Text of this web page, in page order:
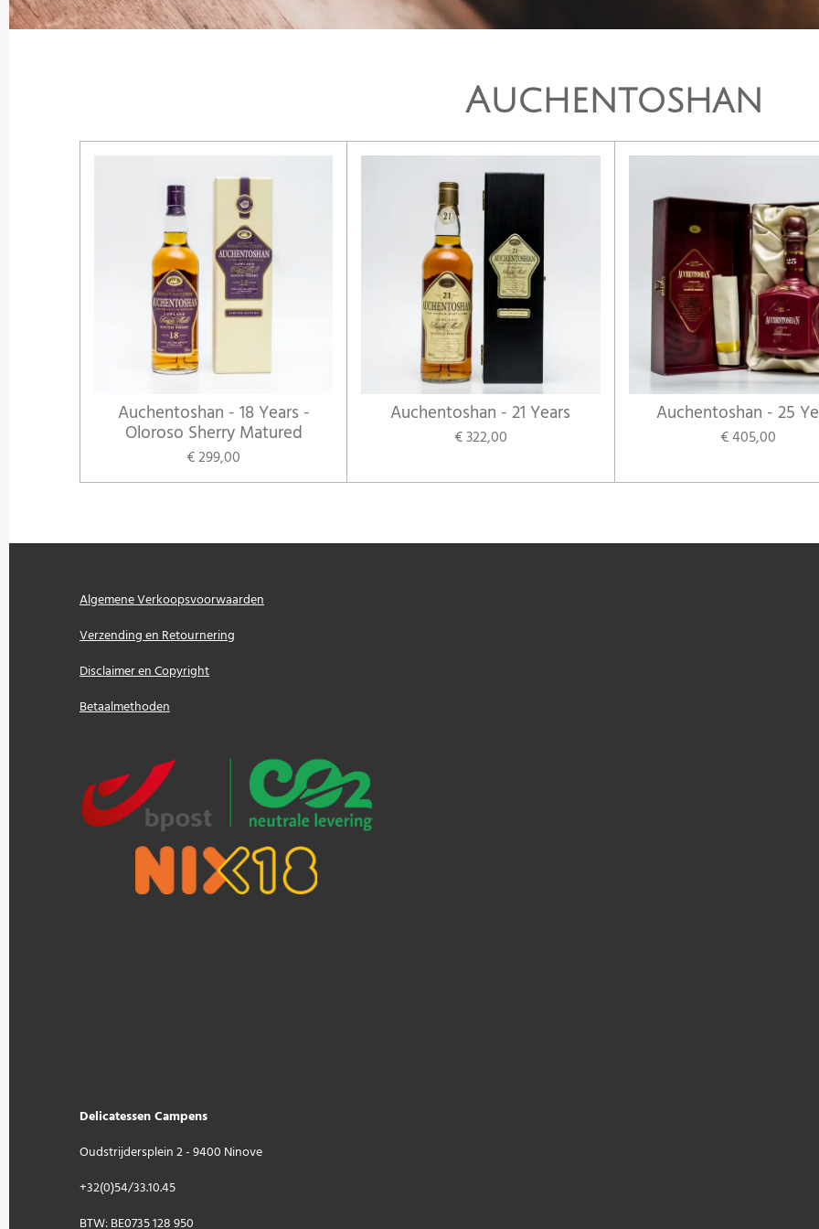
Auchentoshan
Auchentoshan - 18 Years -
Oloroso Sherry Matured
€ 299,00
Auchentoshan - 21 Years
€ 322,00
Auchentoshan - 25
€ 405,00
Algemene Verkoopsvoorwaarden
Verzending en Retournering
Disclaimer en Copyright
Betaalmethoden
Delicatessen Campens
Oudstrijdersplein 2 - 9400 Ninove
+32(0)54/33.10.45
BTW: BE0735 128 950